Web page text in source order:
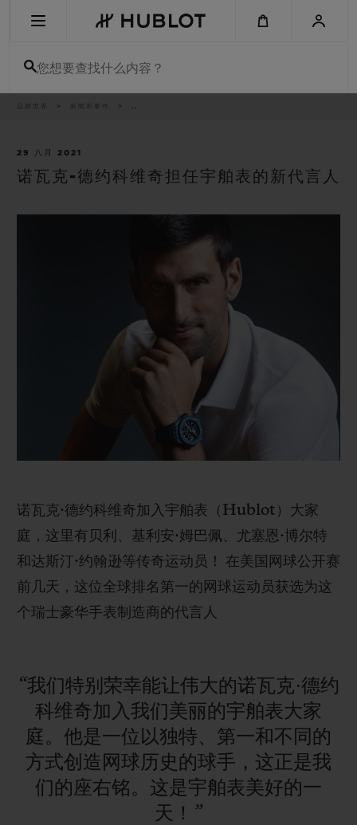
您想要查找什么内容？
新闻和事件 ..
29 八月 2021
诺瓦克-德约科维奇担任宇舶表的新代言人
诺瓦克·德约科维奇加入宇舶表（ Hublot ）大家
庭， 这里有贝利、基利安·姆巴佩、尤塞恩 · 博尔特
和达斯汀·约翰逊等传奇运动员！
在美国网球公开赛
前几天，这位全球排名第一的网球运动员获选为这
个瑞士豪华手表制造商的代言人
“我们特别荣幸能让伟大的诺瓦克·德约
科维奇加入我们美丽的宇舶表大家
庭。他是一位以独特、第一和不同的
方式创造网球历史的球手，这正是我
们的座右铭。这是宇舶表美好的一
天！”
新品腕表
BIG BANG系列
桃粉色陶瓷
BIG BANG灵魂
ESSENTIAL
加入HUBLOTISTA俱乐部，即可延长质保
免费配送与退换货